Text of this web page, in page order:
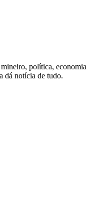
política, economia
dá notícia de tudo.